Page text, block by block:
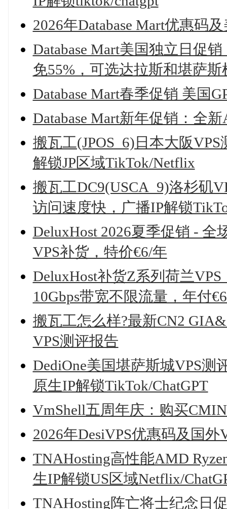
2026年Database Mart优惠码
Database Mart美国独立日促
免55%，可选达拉斯和堪萨斯
Database Mart春季促销 美国
Database Mart新年促销：全
搬瓦工(JPOS_6)日本大阪
解锁JP区域TikTok/Netflix
搬瓦工DC9(USCA_9)洛杉矶
访问速度快，广播IP解锁
DeluxHost 2026夏季促销 - 全
VPS补货，特价€6/年
DeluxHost补货Z系列荷兰
10Gbps带宽不限流量，年付
搬瓦工怎么样?最新CN2
VPS测评报告
DediOne美国堪萨斯城VPS
原生IP解锁TikTok/ChatGPT
VmShell五周年庆：购买
2026年DesiVPS优惠码及国
TNAHosting高性能AMD
生IP解锁US区域Netflix/
TNAHosting阵亡将士纪念日